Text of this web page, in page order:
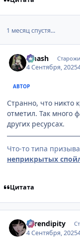
1 месяц спустя...
smash
4 Сентября, 2025
АВТОР
Странно, что никто
отметил. Так много
других ресурсах.
Что-то типа
неприкрытых
Цитата
Serendipity
4 Сентября, 2025